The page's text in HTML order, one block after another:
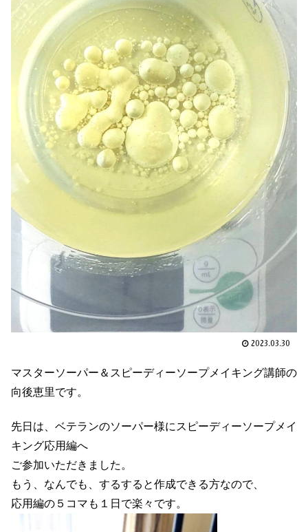
2023.03.30
マスターソーパー＆スピーディーソープメイキング講師の
向後恵里です。
先日は、ベテランのソーパー様にスピーディーソープメイ
キング応用編へ
ご参加いただきました。
もう、なんでも、するすると作成できる方なので、
応用編の５コマも１日で楽々です。